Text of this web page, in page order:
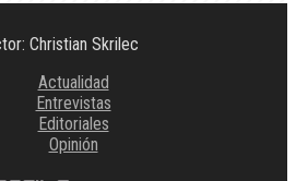
Christian Skrilec
Actualidad
Entrevistas
Editoriales
Opinión